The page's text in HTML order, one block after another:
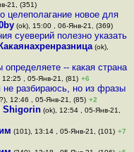
21, (351)
целеполагание новое для
(ok), 15:00 , 06-Янв-21, (369)
суеверий полезно указать
Какаянахренразница(ok),
-- какая страна
12:25 , 05-Янв-21, (81) +6
не разбираюсь, но из фразы
12:46 , 05-Янв-21, (85) +2
Shigorin(ok), 12:54 , 05-Янв-21,
(101), 13:14 , 05-Янв-21, (101) +7